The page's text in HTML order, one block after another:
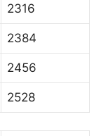
2316
2384
2456
2528